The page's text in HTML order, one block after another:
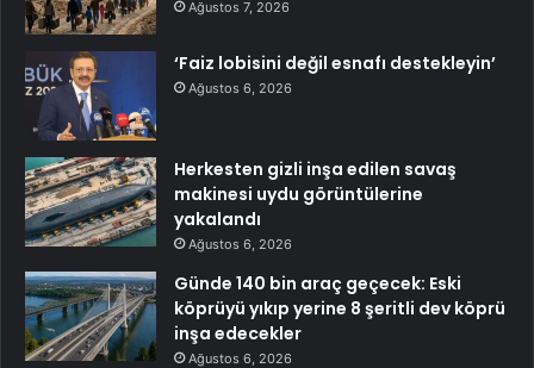
Ağustos 7, 2026
‘Faiz lobisini değil esnafı destekleyin’
Ağustos 6, 2026
Herkesten gizli inşa edilen savaş
makinesi uydu görüntülerine
yakalandı
Ağustos 6, 2026
Günde 140 bin araç geçecek: Eski
köprüyü yıkıp yerine 8 şeritli dev köprü
inşa edecekler
Ağustos 6, 2026